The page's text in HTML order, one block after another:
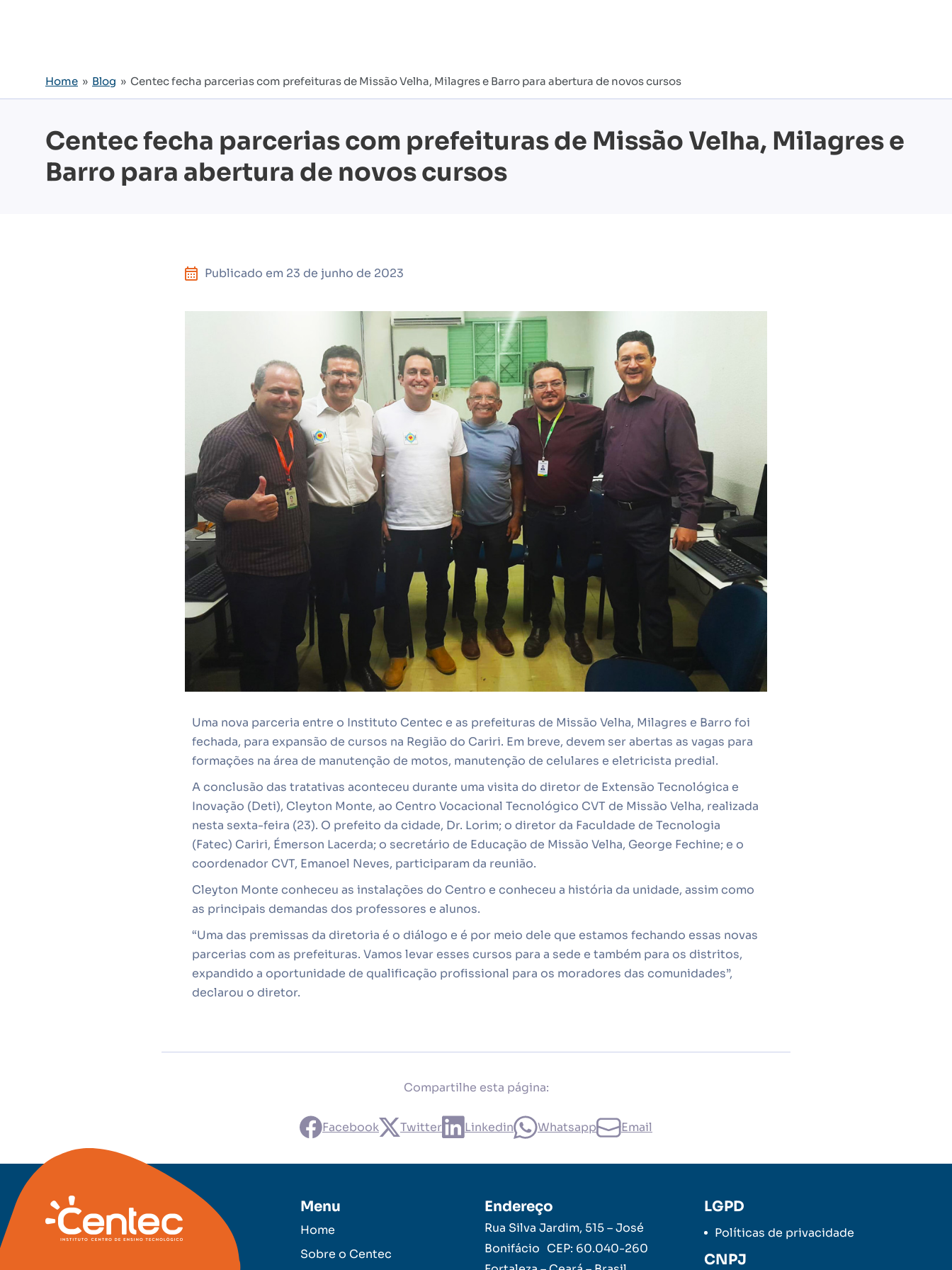
Home » Blog » Centec fecha parcerias com prefeituras de Missão Velha, Milagres e Barro para abertura de novos cursos
Centec fecha parcerias com prefeituras de Missão Velha, Milagres e
Barro para abertura de novos cursos
Publicado em 23 de junho de 2023
Uma nova parceria entre o Instituto Centec e as prefeituras de Missão Velha, Milagres e Barro foi
fechada, para expansão de cursos na Região do Cariri. Em breve, devem ser abertas as vagas para
formações na área de manutenção de motos, manutenção de celulares e eletricista predial.
A conclusão das tratativas aconteceu durante uma visita do diretor de Extensão Tecnológica e
Inovação (Deti), Cleyton Monte, ao Centro Vocacional Tecnológico CVT de Missão Velha, realizada
nesta sexta-feira (23). O prefeito da cidade, Dr. Lorim; o diretor da Faculdade de Tecnologia
(Fatec) Cariri, Émerson Lacerda; o secretário de Educação de Missão Velha, George Fechine; e o
coordenador CVT, Emanoel Neves, participaram da reunião.
Cleyton Monte conheceu as instalações do Centro e conheceu a história da unidade, assim como
as principais demandas dos professores e alunos.
“Uma das premissas da diretoria é o diálogo e é por meio dele que estamos fechando essas novas
parcerias com as prefeituras. Vamos levar esses cursos para a sede e também para os distritos,
expandido a oportunidade de qualificação profissional para os moradores das comunidades”,
declarou o diretor.
Compartilhe esta página:
Facebook Twitter Linkedin Whatsapp Email
Menu
Home
Sobre o Centec
Endereço
Rua Silva Jardim, 515 – José
Bonifácio CEP: 60.040-260
LGPD
Políticas de privacidade
CNPJ